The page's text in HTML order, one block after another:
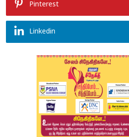
Pinterest
Linkedin